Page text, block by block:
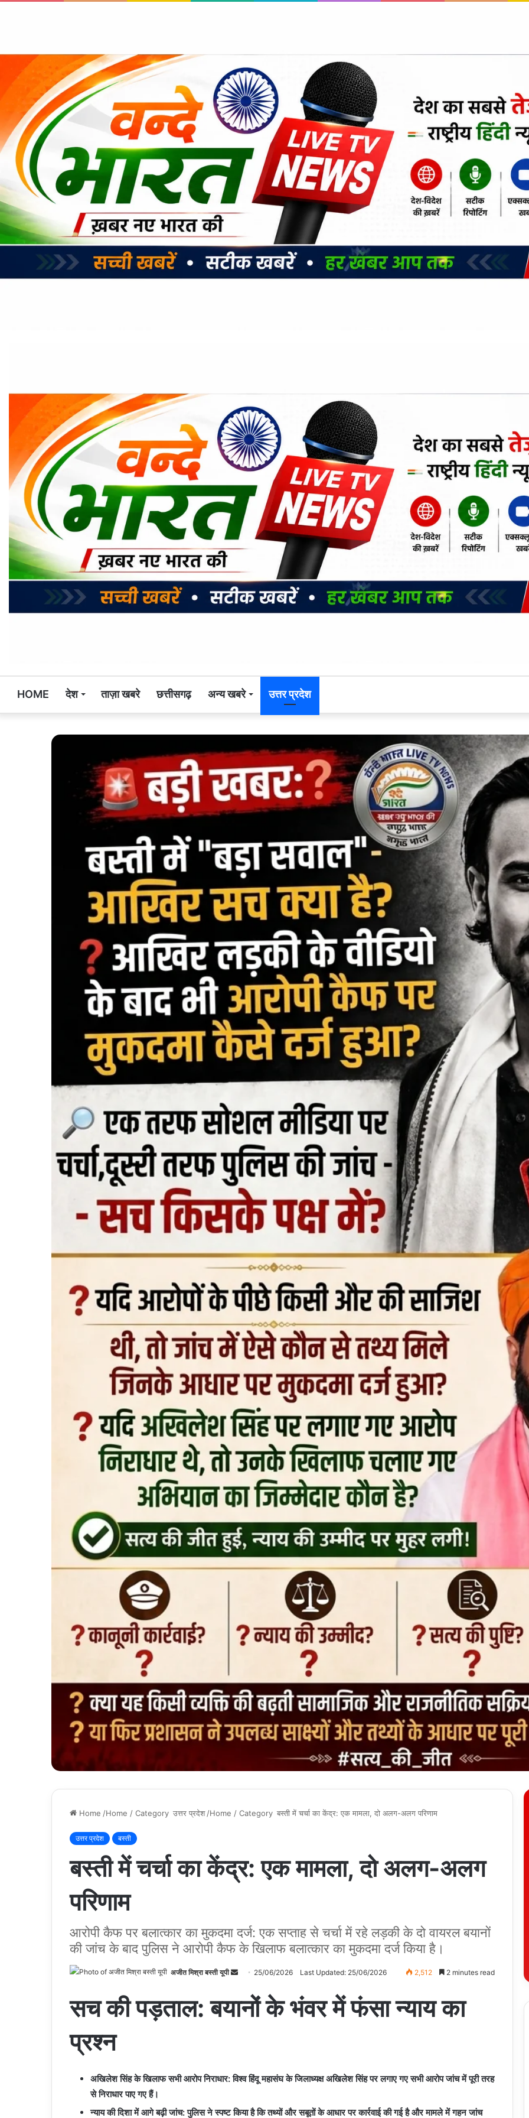
HOME देश ताज़ा खबरे छत्तीसगढ़ अन्य खबरे उत्तर प्रदेश
Home /Home / Category उत्तर प्रदेश/Home / Category बस्ती में चर्चा का केंद्र: एक मामला, दो अलग-अलग परिणाम
उत्तर प्रदेश बस्ती
बस्ती में चर्चा का केंद्र: एक मामला, दो अलग-अलग
परिणाम
आरोपी कैफ पर बलात्कार का मुकदमा दर्ज: एक सप्ताह से चर्चा में रहे लड़की के दो वायरल बयानों
की जांच के बाद पुलिस ने आरोपी कैफ के खिलाफ बलात्कार का मुकदमा दर्ज किया है।
अजीत मिश्रा बस्ती यूपी
n
d
l
25/06/2026 Last Updated: 25/06/2026 2,512 2 minutes read
सच की पड़ताल: बयानों के भंवर में फंसा न्याय का
प्रश्न
अखिलेश सिंह के खिलाफ सभी आरोप निराधार: विश्व हिंदू महासंघ के जिलाध्यक्ष अखिलेश सिंह पर लगाए गए सभी आरोप जांच में पूरी तरह
से निराधार पाए गए हैं।
न्याय की दिशा में आगे बढ़ी जांच: पुलिस ने स्पष्ट किया है कि तथ्यों और सबूतों के आधार पर कार्रवाई की गई है और मामले में गहन जांच